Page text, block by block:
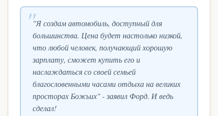
"Я создам автомобиль, доступный для
большинства. Цена будет настолько низкой,
что любой человек, получающий хорошую
зарплату, сможет купить его и
наслаждаться со своей семьей
благословенными часами отдыха на великих
просторах Божьих" - заявил Форд. И ведь
сделал!